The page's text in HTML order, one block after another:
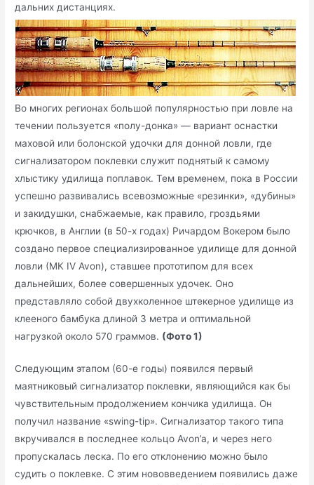
дальних дистанциях.
Во многих регионах большой популярностью при ловле на
течении пользуется «полу-донка» — вариант оснастки
маховой или болонской удочки для донной ловли, где
сигнализатором поклевки служит поднятый к самому
хлыстику удилища поплавок. Тем временем, пока в России
успешно развивались всевозможные «резинки», «дубины»
и закидушки, снабжаемые, как правило, гроздьями
крючков, в Англии (в 50-х годах) Ричардом Вокером было
создано первое специализированное удилище для донной
ловли (МК IV Avon), ставшее прототипом для всех
дальнейших, более совершенных удочек. Оно
представляло собой двухколенное штекерное удилище из
клееного бамбука длиной 3 метра и оптимальной
нагрузкой около 570 граммов. (Фото 1)
Следующим этапом (60-е годы) появился первый
маятниковый сигнализатор поклевки, являющийся как бы
чувствительным продолжением кончика удилища. Он
получил название «swing-tip». Сигнализатор такого типа
вкручивался в последнее кольцо Avon’a, и через него
пропускалась леска. По его отклонению можно было
судить о поклевке. С этим нововведением появились даже